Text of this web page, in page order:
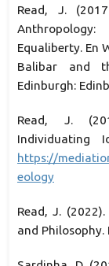
Read, J.
Equaliberty. En
Balibar and
Edinburgh:
Read, J.
Individuating
https://
eology
Read, J.
and Philosophy.